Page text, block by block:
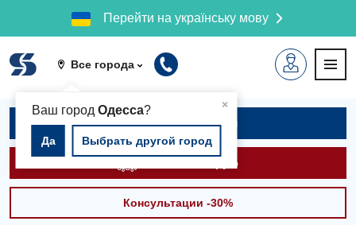
Перейти на українську мову
Все города
×
Ваш город Одесса?
Да Выбрать другой город
Записаться на приём
Вызвать скорую
Консультации -30%